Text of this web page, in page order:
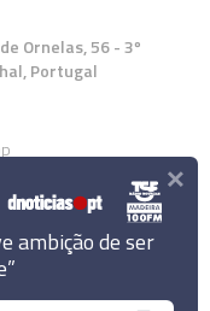
Ornelas, 56 - 3º
Portugal
ambição de ser
×